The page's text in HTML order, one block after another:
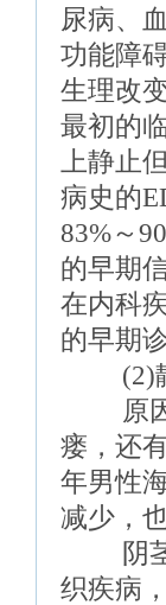
尿病、
功能障
生理改
最初的
上静止
病史的
83%～
的早期
在内科
的早期
(2)静
原因
瘘，还
年男性
减少，
阴茎
织疾病